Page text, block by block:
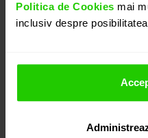
Politica de Cookies mai
inclusiv despre
albastru swiss alaturi de
prezență luminoasă și
distinct în care lumina
amplifică jocul luminii și